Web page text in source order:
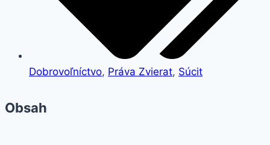
Dobrovoľníctvo, Práva Zvierat, Súcit
Obsah